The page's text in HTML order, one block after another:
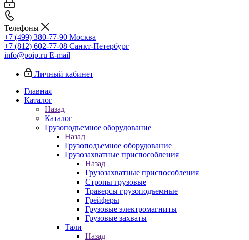
Телефоны
+7 (499) 380-77-90 Москва
+7 (812) 602-77-08 Санкт-Петербург
info@poip.ru E-mail
Личный кабинет
Главная
Каталог
Назад
Каталог
Грузоподъемное оборудование
Назад
Грузоподъемное оборудование
Грузозахватные приспособления
Назад
Грузозахватные приспособления
Стропы грузовые
Траверсы грузоподъемные
Грейферы
Грузовые электромагниты
Грузовые захваты
Тали
Назад